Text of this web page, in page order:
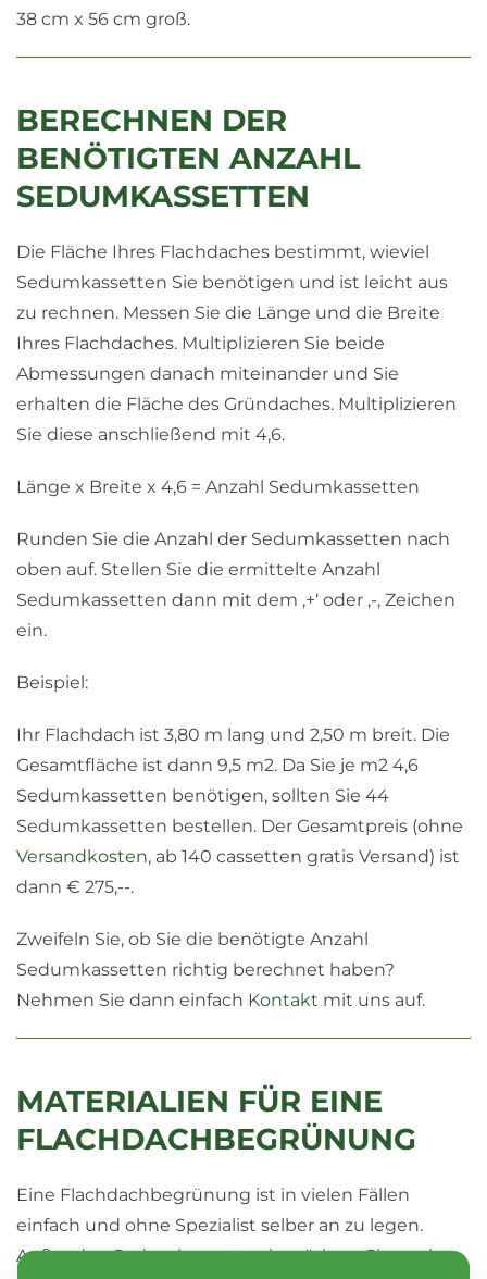
38 cm x 56 cm groß.
BERECHNEN DER
BENÖTIGTEN ANZAHL
SEDUMKASSETTEN
Die Fläche Ihres Flachdaches bestimmt, wieviel
Sedumkassetten Sie benötigen und ist leicht aus
zu rechnen. Messen Sie die Länge und die Breite
Ihres Flachdaches. Multiplizieren Sie beide
Abmessungen danach miteinander und Sie
erhalten die Fläche des Gründaches. Multiplizieren
Sie diese anschließend mit 4,6.
Länge x Breite x 4,6 = Anzahl Sedumkassetten
Runden Sie die Anzahl der Sedumkassetten nach
oben auf. Stellen Sie die ermittelte Anzahl
Sedumkassetten dann mit dem ‚+‘ oder ‚-‚ Zeichen
ein.
Beispiel:
Ihr Flachdach ist 3,80 m lang und 2,50 m breit. Die
Gesamtfläche ist dann 9,5 m2. Da Sie je m2 4,6
Sedumkassetten benötigen, sollten Sie 44
Sedumkassetten bestellen. Der Gesamtpreis (ohne
Versandkosten, ab 140 cassetten gratis Versand) ist
dann € 275,--.
Zweifeln Sie, ob Sie die benötigte Anzahl
Sedumkassetten richtig berechnet haben?
Nehmen Sie dann einfach Kontakt mit uns auf.
MATERIALIEN FÜR EINE
FLACHDACHBEGRÜNUNG
Eine Flachdachbegrünung ist in vielen Fällen
einfach und ohne Spezialist selber an zu legen.
Außer den Sedumkassetten benötigen Sie noch